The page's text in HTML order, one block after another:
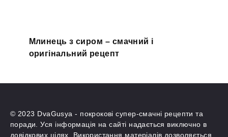
Млинець з сиром – смачний і
оригінальний рецепт
© 2023 DvaGusya - покрокові супер-смачні рецепти та
поради. Уся інформація на сайті надається виключно в
довідкових цілях. Використання матеріалів дозволяється